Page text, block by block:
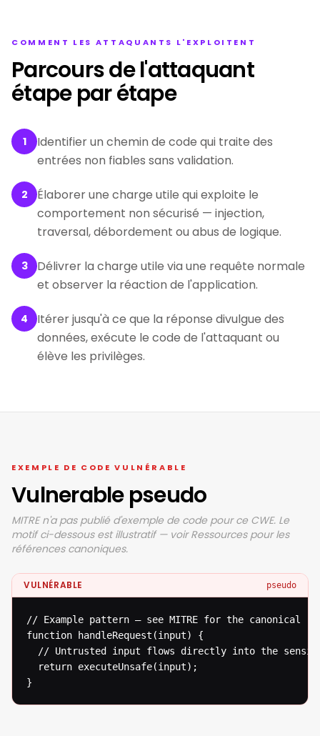
COMMENT LES ATTAQUANTS L'EXPLOITENT
Parcours de l'attaquant
étape par étape
1
Identifier un chemin de code qui traite des
entrées non fiables sans validation.
2
Élaborer une charge utile qui exploite le
comportement non sécurisé — injection,
traversal, débordement ou abus de logique.
3
Délivrer la charge utile via une requête normale
et observer la réaction de l'application.
4
Itérer jusqu'à ce que la réponse divulgue des
données, exécute le code de l'attaquant ou
élève les privilèges.
EXEMPLE DE CODE VULNÉRABLE
Vulnerable pseudo
MITRE n'a pas publié d'exemple de code pour ce CWE. Le
motif ci-dessous est illustratif — voir Ressources pour les
références canoniques.
VULNÉRABLE pseudo
// Example pattern — see MITRE for the canonical
function handleRequest(input) {
// Untrusted input flows directly into the
  return executeUnsafe(input);
}